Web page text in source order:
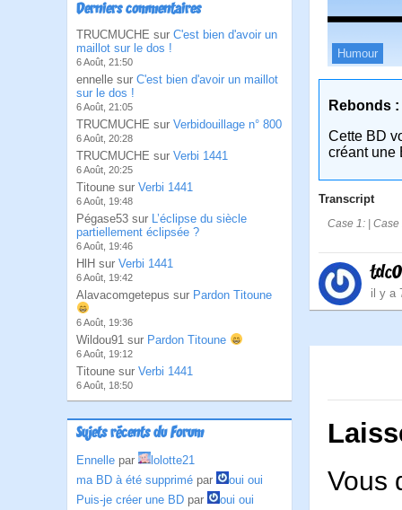
Derniers commentaires
TRUCMUCHE sur C'est bien d'avoir un
maillot sur le dos !
6 Août, 21:50
ennelle sur C'est bien d'avoir un maillot
sur le dos !
6 Août, 21:05
TRUCMUCHE sur Verbidouillage n° 800
6 Août, 20:28
TRUCMUCHE sur Verbi 1441
6 Août, 20:25
Titoune sur Verbi 1441
6 Août, 19:48
Pégase53 sur L’éclipse du siècle
partiellement éclipsée ?
6 Août, 19:46
HlH sur Verbi 1441
6 Août, 19:42
Alavacomgetepus sur Pardon Titoune
6 Août, 19:36
Wildou91 sur Pardon Titoune
6 Août, 19:12
Titoune sur Verbi 1441
6 Août, 18:50
Sujets récents du Forum
Ennelle par
lolotte21
ma BD à été supprimé par
oui oui
Puis-je créer une BD par
oui oui
Humour
Rebonds :
Cette BD
créant une
Transcript
Case 1: |
il y a
Vous